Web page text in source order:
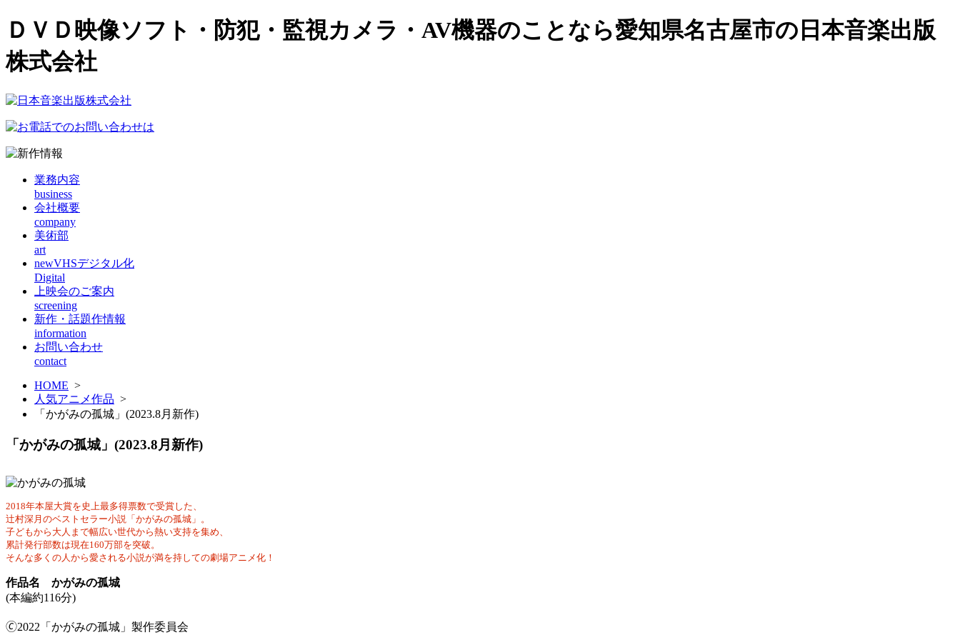
ＤＶＤ映像ソフト・防犯・監視カメラ・AV機器のことなら愛知県名古屋市の日本音楽出版
株式会社
業務内容
business
会社概要
company
美術部
art
newVHSデジタル化
Digital
上映会のご案内
screening
新作・話題作情報
information
お問い合わせ
contact
HOME >
人気アニメ作品 >
「かがみの孤城」(2023.8月新作)
「かがみの孤城」(2023.8月新作)
2018年本屋大賞を史上最多得票数で受賞した、
辻村深月のベストセラー小説「かがみの孤城」。
子どもから大人まで幅広い世代から熱い支持を集め、
累計発行部数は現在160万部を突破。
そんな多くの人から愛される小説が満を持しての劇場アニメ化！
作品名 かがみの孤城
(本編約116分)
🄫2022「かがみの孤城」製作委員会